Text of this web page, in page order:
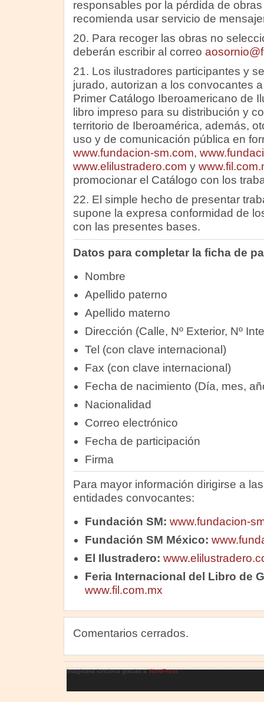
responsables por la pérdida de
recomienda usar servicio de
20. Para recoger las obras no
deberán escribir al correo
21. Los ilustradores participantes y
jurado, autorizan a los convocantes
Primer Catálogo Iberoamericano de
libro impreso para su distribución y
territorio de Iberoamérica, además,
uso y de comunicación pública en
www.fundacion-sm.com,
www.elilustradero.com y
promocionar el Catálogo con los
22. El simple hecho de presentar
supone la expresa conformidad de
con las presentes bases.
Datos para completar la ficha de
Nombre
Apellido paterno
Apellido materno
Dirección (Calle, Nº Exterior, Nº
Tel (con clave internacional)
Fax (con clave internacional)
Fecha de nacimiento (Día, mes,
Nacionalidad
Correo electrónico
Fecha de participación
Firma
Para mayor información dirigirse a
entidades convocantes:
Fundación SM: www.fundacion-
Fundación SM México:
El Ilustradero:
Feria Internacional del Libro de
www.fil.com.mx
Comentarios cerrados.
Imaginaria funciona gracias aWordPress